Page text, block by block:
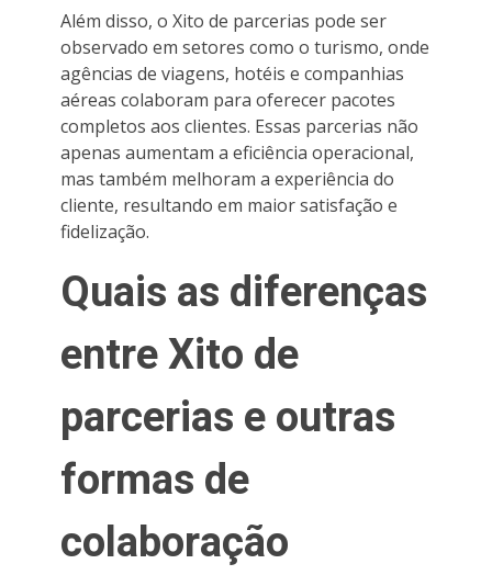
Além disso, o Xito de parcerias pode ser
observado em setores como o turismo, onde
agências de viagens, hotéis e companhias
aéreas colaboram para oferecer pacotes
completos aos clientes. Essas parcerias não
apenas aumentam a eficiência operacional,
mas também melhoram a experiência do
cliente, resultando em maior satisfação e
fidelização.
Quais as diferenças
entre Xito de
parcerias e outras
formas de
colaboração